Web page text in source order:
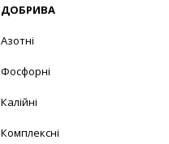
ДОБРИВА
Азотні
Фосфорні
Калійні
Комплексні